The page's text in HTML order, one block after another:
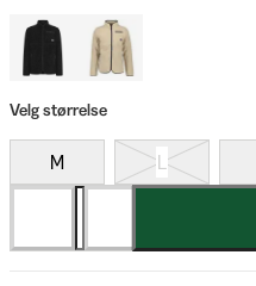
Velg størrelse
M L